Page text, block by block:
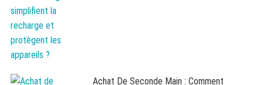
Achat De Seconde Main : Comment